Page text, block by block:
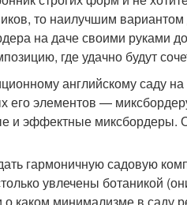
то наилучшим
на даче своими руками
где удачно будут
английскому саду
его элементов —
и эффектные миксбордеры.
гармоничную садовую
увлечены ботаникой